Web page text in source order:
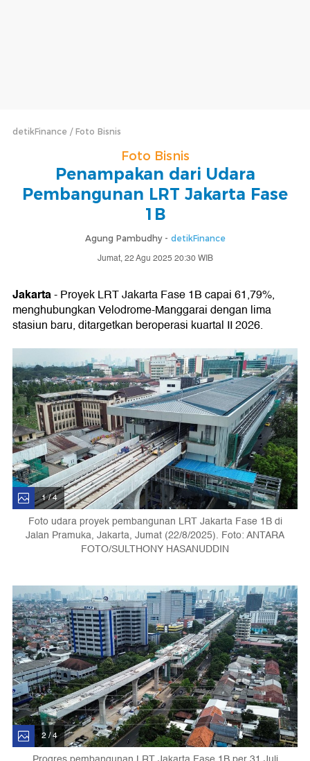
detikFinance Foto Bisnis
Foto Bisnis
Penampakan dari Udara
Pembangunan LRT Jakarta Fase
1B
Agung Pambudhy - detikFinance
Jumat, 22 Agu 2025 20:30 WIB
Jakarta- Proyek LRT Jakarta Fase 1B capai 61,79%,
menghubungkan Velodrome-Manggarai dengan lima
stasiun baru, ditargetkan beroperasi kuartal II 2026.
1 / 4
Foto udara proyek pembangunan LRT Jakarta Fase 1B di
Jalan Pramuka, Jakarta, Jumat (22/8/2025). Foto: ANTARA
FOTO/SULTHONY HASANUDDIN
2 / 4